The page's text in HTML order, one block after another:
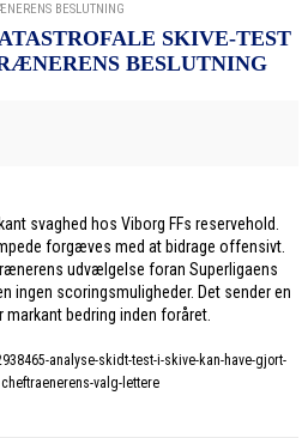
BESLUTNING
SKIVE-TEST
BESLUTNING
svaghed hos Viborg FFs reservehold.
forgæves med at bidrage offensivt.
udvælgelse foran Superligaens
ingen scoringsmuligheder. Det sender en
markant bedring inden foråret.
analyse-skidt-test-i-skive-kan-have-gjort-
cheftraenerens-valg-lettere